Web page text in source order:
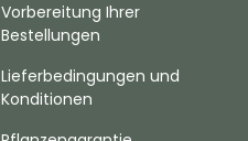
Vorbereitung Ihrer
Bestellungen
Lieferbedingungen und
Konditionen